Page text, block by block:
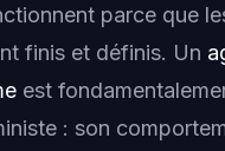
parce que
finis et définis. Un
est
: son